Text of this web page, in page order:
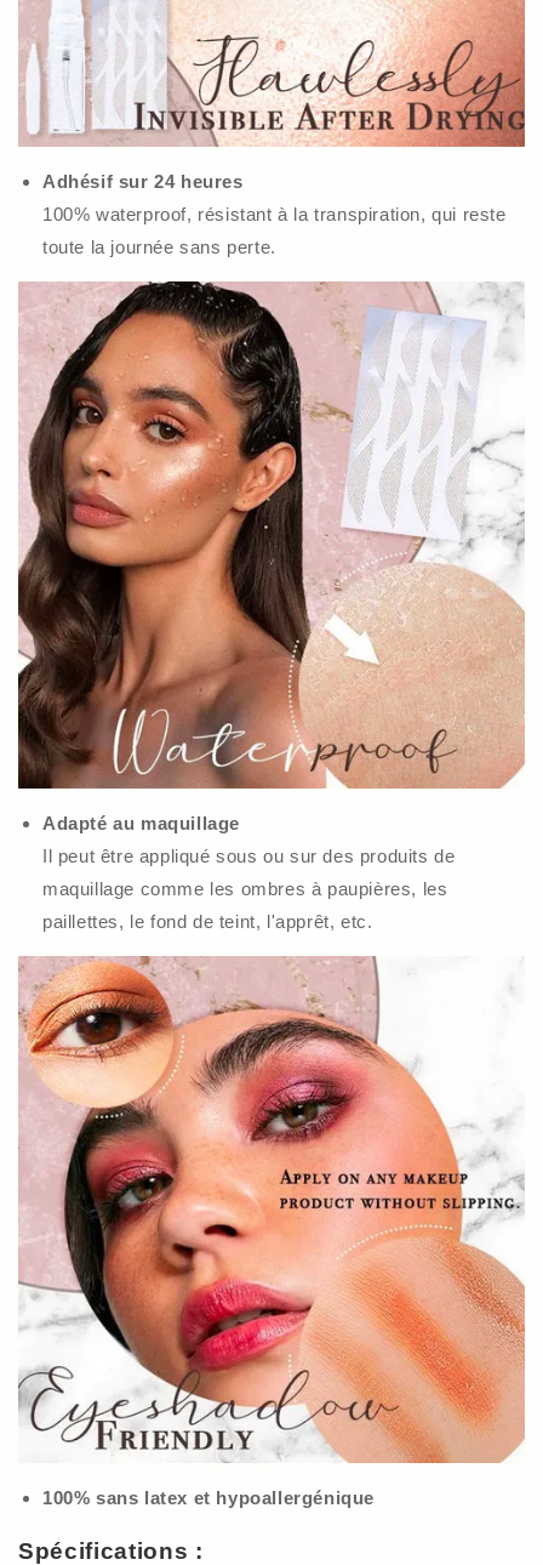
Adhésif sur 24 heures
100% waterproof, résistant à la transpiration, qui reste
toute la journée sans perte.
Adapté au maquillage
Il peut être appliqué sous ou sur des produits de
maquillage comme les ombres à paupières, les
paillettes, le fond de teint, l'apprêt, etc.
100% sans latex et hypoallergénique
Spécifications :